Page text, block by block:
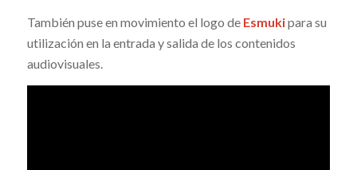
También puse en movimiento el logo de Esmukipara su
utilización en la entrada y salida de los contenidos
audiovisuales.